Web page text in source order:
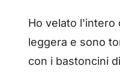
Ho velato l'intero
leggera e sono
con i bastoncini